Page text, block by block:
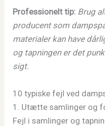
Professionelt tip: Brug
producent som
materialer kan have
og tapningen er det
sigt.
10 typiske fejl ved
1. Utætte samlinger og
Fejl i samlinger og